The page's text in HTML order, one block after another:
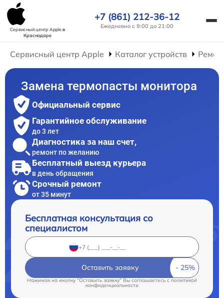
Сервисный центр Appleв
Краснодаре
+7 (861) 212-36-12
Ежедневно с 9:00 до 21:00
Сервисный центр Apple Каталог устройств
Замена термопасты монитора
Официальный сервис
Гарантийное обслуживание
до 3 лет
Диагностика за наш счет,
ремонт по желанию
Бесплатный выезд курьера
в день обращения
Срочный ремонт
от 35 минут
Бесплатная консультация со
специалистом
Оставить заявку
Нажимая на кнопку "Оставить заявку" Вы соглашаетесь cполитикой
конфиденциальности